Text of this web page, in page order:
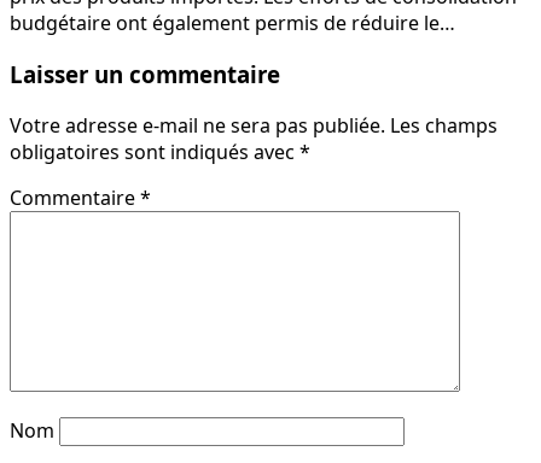
budgétaire ont également permis de réduire le…
Laisser un commentaire
Votre adresse e-mail ne sera pas publiée. Les champs
obligatoires sont indiqués avec *
Commentaire*
Nom